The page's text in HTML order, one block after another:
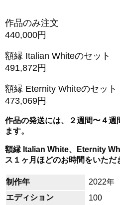
作品のみ注文
440,000円
額縁 Italian Whiteのセット
491,872円
額縁 Eternity Whiteのセット
473,069円
作品の発送には、２週間〜４週
ます。
額縁 Italian White、Eternity
ス１ヶ月ほどのお時間をいただ
制作年
2022年
エディション
100